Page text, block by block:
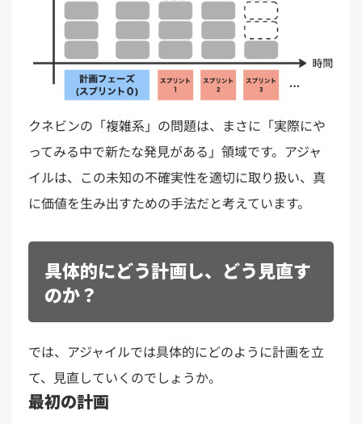
クネビンの「複雑系」の問題は、まさに「実際にや
ってみる中で新たな発見がある」領域です。アジャ
イルは、この未知の不確実性を適切に取り扱い、真
に価値を生み出すための手法だと考えています。
具体的にどう計画し、どう見直す
のか？
では、アジャイルでは具体的にどのように計画を立
て、見直していくのでしょうか。
最初の計画